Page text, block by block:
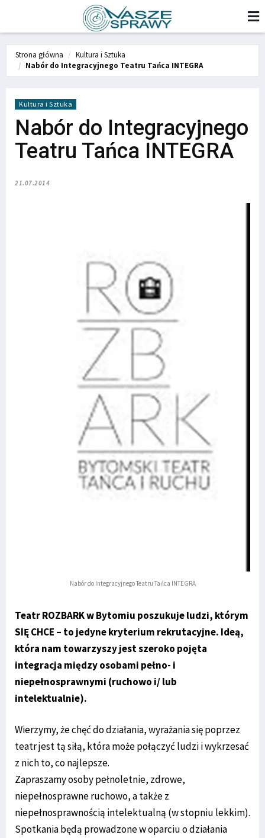
Strona główna
Kultura i Sztuka
Nabór do Integracyjnego Teatru Tańca INTEGRA
Kultura i Sztuka
Nabór do Integracyjnego
Teatru Tańca INTEGRA
21.07.2014
Nabór do Integracyjnego Teatru Tańca INTEGRA
Teatr ROZBARK w Bytomiu poszukuje ludzi, którym
SIĘ CHCE – to jedyne kryterium rekrutacyjne. Ideą,
która nam towarzyszy jest szeroko pojęta
integracja między osobami pełno- i
niepełnosprawnymi (ruchowo i/ lub
intelektualnie).
Wierzymy, że chęć do działania, wyrażania się poprzez
teatr jest tą siłą, która może połączyć ludzi i wykrzesać
z nich to, co najlepsze.
Zapraszamy osoby pełnoletnie, zdrowe,
niepełnosprawne ruchowo, a także z
niepełnosprawnością intelektualną (w stopniu lekkim).
Spotkania będą prowadzone w oparciu o działania